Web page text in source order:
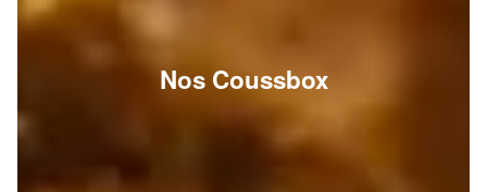
Nos Coussbox